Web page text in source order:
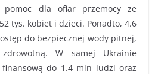
pomoc dla ofiar przemocy ze
tys. kobiet i dzieci. Ponadto, 4.6
do bezpiecznej wody pitnej,
W samej Ukrainie
do 1.4 mln ludzi oraz